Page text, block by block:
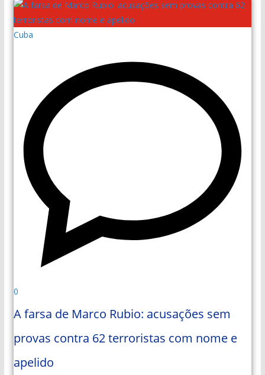
Cuba
0
A farsa de Marco Rubio: acusações sem
provas contra 62 terroristas com nome e
apelido